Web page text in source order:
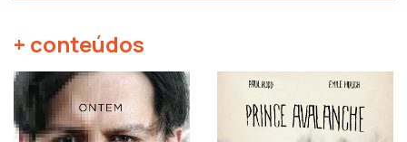
+ conteúdos